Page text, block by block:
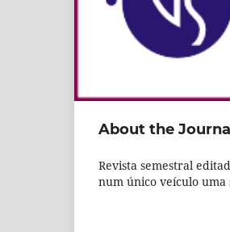
About the Journal
Revista semestral
num único veículo uma